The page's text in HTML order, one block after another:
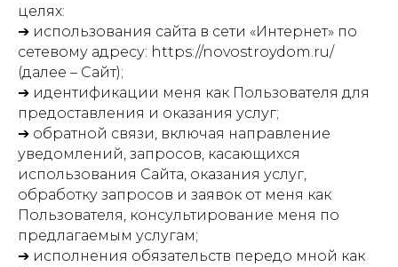
целях:
➔ использования сайта в сети «Интернет» по
сетевому адресу: https://novostroydom.ru/
(далее – Сайт);
➔ идентификации меня как Пользователя для
предоставления и оказания услуг;
➔ обратной связи, включая направление
уведомлений, запросов, касающихся
использования Сайта, оказания услуг,
обработку запросов и заявок от меня как
Пользователя, консультирование меня по
предлагаемым услугам;
➔ исполнения обязательств передо мной как